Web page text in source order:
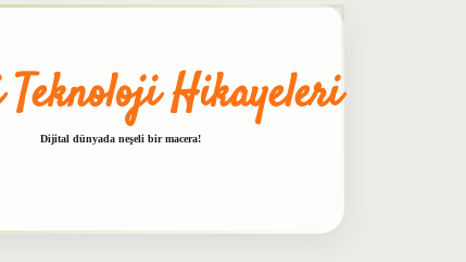
Teknoloji Hikayeleri
Dijital dünyada neşeli bir macera!